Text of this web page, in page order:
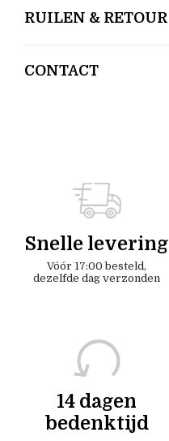
RUILEN & RETOUR
CONTACT
Snelle levering
Vóór 17:00 besteld,
dezelfde dag verzonden
14 dagen
bedenktijd